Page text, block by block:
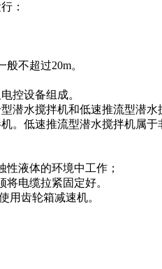
：
不超过20m。
控设备组成。
潜水搅拌机和低速推流型潜
。低速推流型潜水搅拌机属于
液体的环境中工作；
电缆拉紧固定好。
用齿轮箱减速机。